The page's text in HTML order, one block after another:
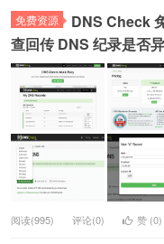
免费资源
DNS Check
查回传 DNS 纪录是否
阅读(995) 评论(0) 赞 (0)